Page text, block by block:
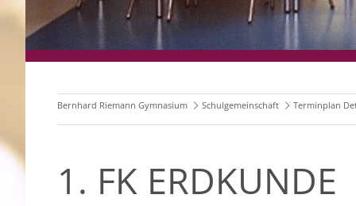
Bernhard Riemann Gymnasium Schulgemeinschaft Terminplan
1. FK ERDKUNDE